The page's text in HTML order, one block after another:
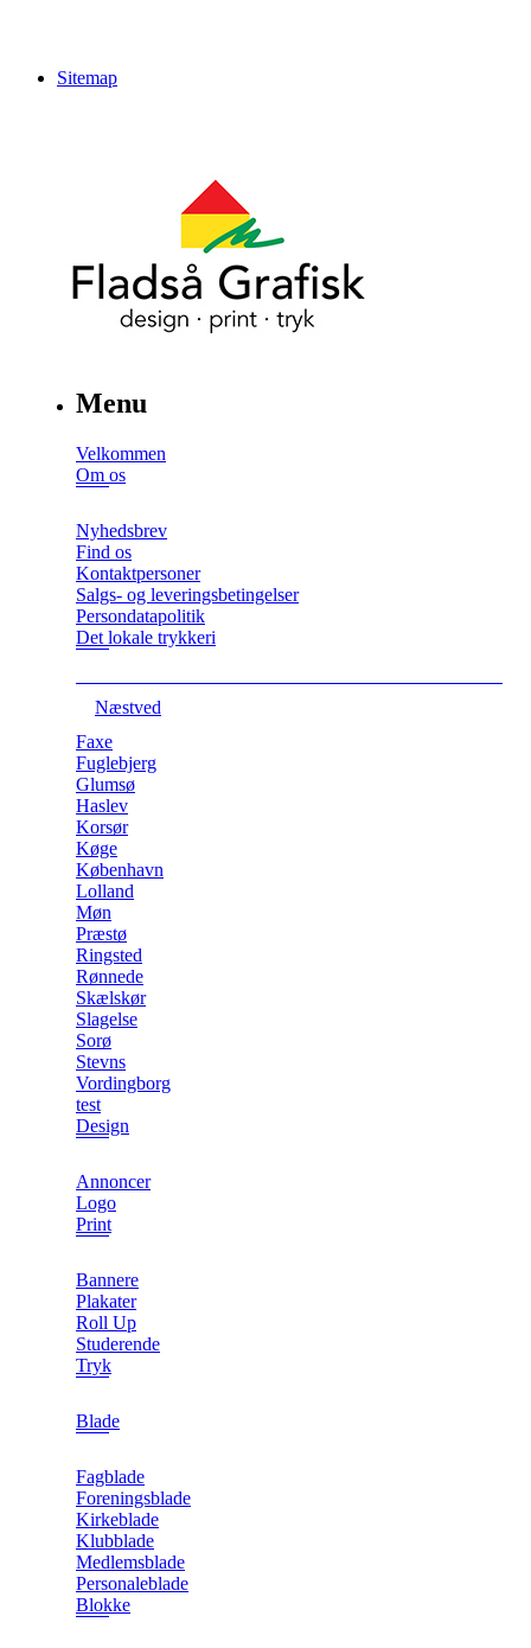
Sitemap
Menu
Velkommen
Om os
Nyhedsbrev
Find os
Kontaktpersoner
Salgs- og leveringsbetingelser
Persondatapolitik
Det lokale trykkeri
Næstved
Faxe
Fuglebjerg
Glumsø
Haslev
Korsør
Køge
København
Lolland
Møn
Præstø
Ringsted
Rønnede
Skælskør
Slagelse
Sorø
Stevns
Vordingborg
test
Design
Annoncer
Logo
Print
Bannere
Plakater
Roll Up
Studerende
Tryk
Blade
Fagblade
Foreningsblade
Kirkeblade
Klubblade
Medlemsblade
Personaleblade
Blokke